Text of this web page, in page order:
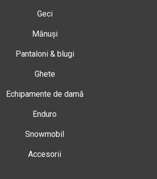
Geci
Mănuși
Pantaloni & blugi
Ghete
Echipamente de damă
Enduro
Snowmobil
Accesorii